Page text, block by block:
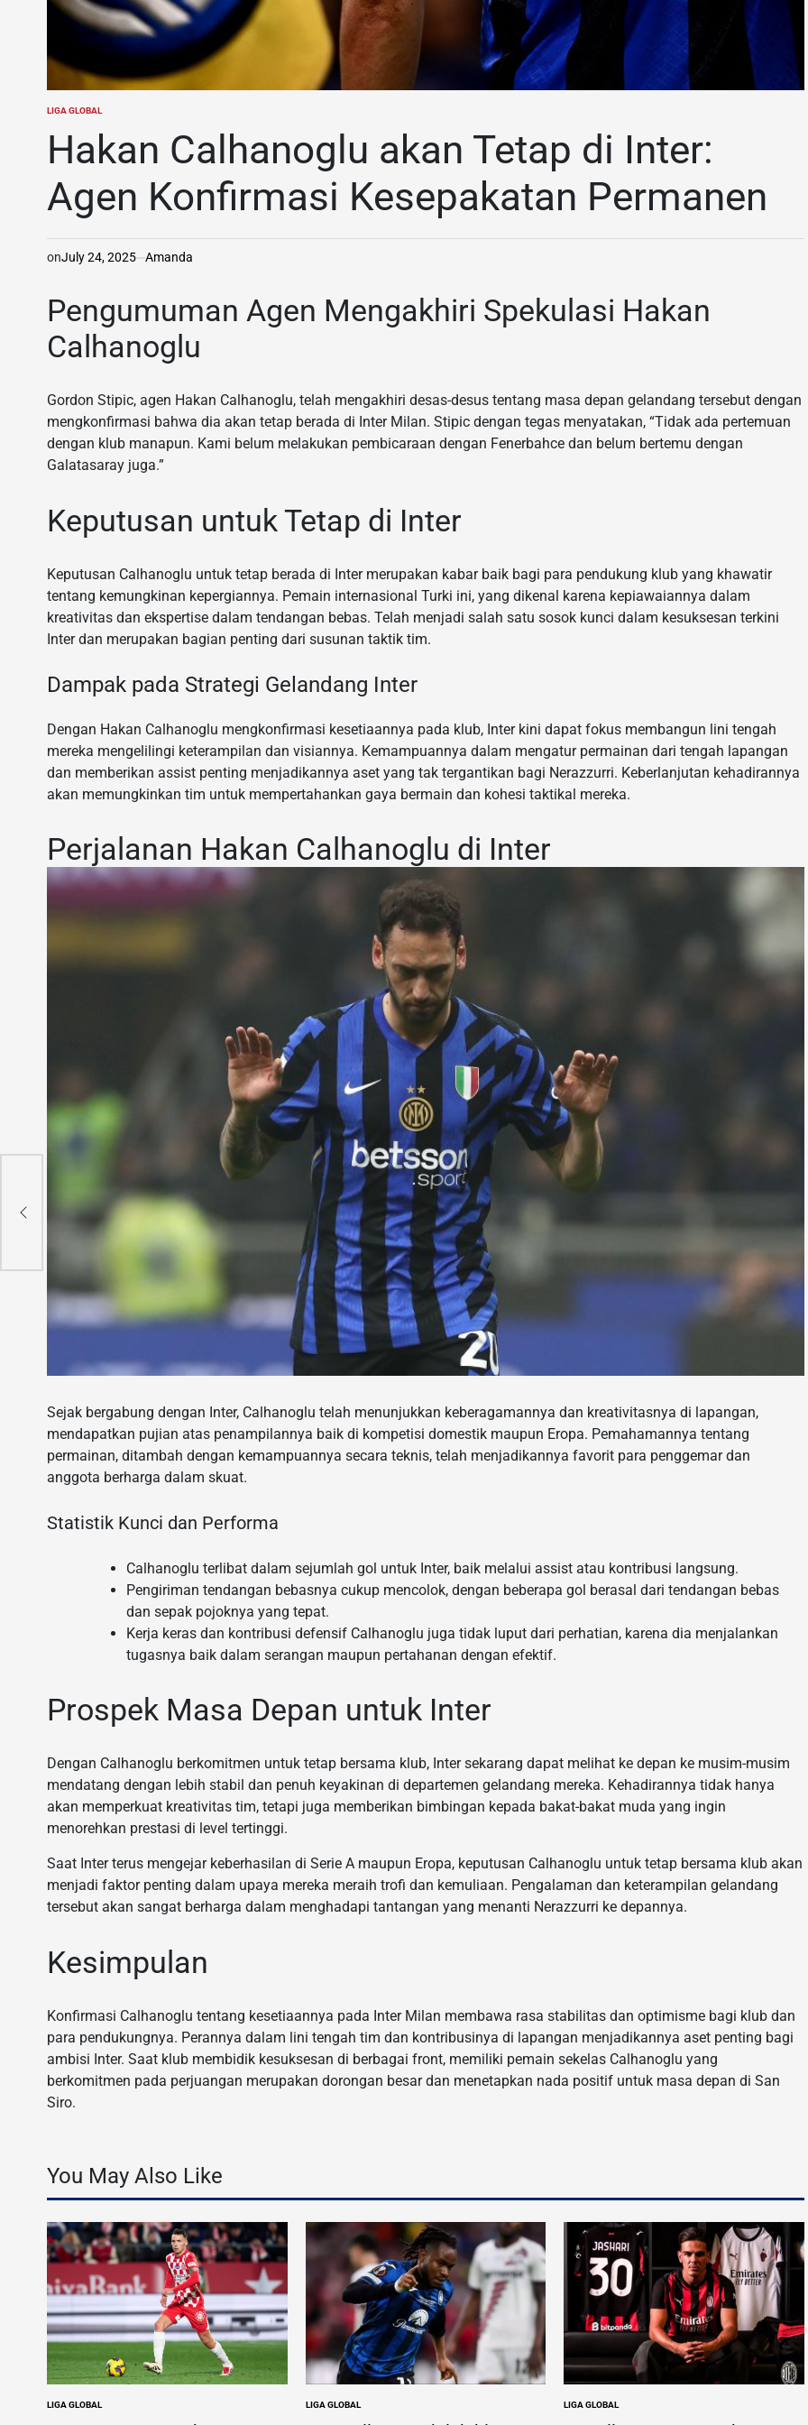
POSTED
LIGA GLOBAL
Hakan Calhanoglu akan Tetap di Inter:
Agen Konfirmasi Kesepakatan Permanen
onJuly 24, 2025 Amanda
Pengumuman Agen Mengakhiri Spekulasi Hakan
Calhanoglu
Gordon Stipic, agen Hakan Calhanoglu, telah mengakhiri desas-desus tentang masa depan gelandang tersebut dengan
mengkonfirmasi bahwa dia akan tetap berada di Inter Milan. Stipic dengan tegas menyatakan, “Tidak ada pertemuan
dengan klub manapun. Kami belum melakukan pembicaraan dengan Fenerbahce dan belum bertemu dengan
Galatasaray juga.”
Keputusan untuk Tetap di Inter
Keputusan Calhanoglu untuk tetap berada di Inter merupakan kabar baik bagi para pendukung klub yang khawatir
tentang kemungkinan kepergiannya. Pemain internasional Turki ini, yang dikenal karena kepiawaiannya dalam
kreativitas dan ekspertise dalam tendangan bebas. Telah menjadi salah satu sosok kunci dalam kesuksesan terkini
Inter dan merupakan bagian penting dari susunan taktik tim.
Dampak pada Strategi Gelandang Inter
Dengan Hakan Calhanoglu mengkonfirmasi kesetiaannya pada klub, Inter kini dapat fokus membangun lini tengah
mereka mengelilingi keterampilan dan visiannya. Kemampuannya dalam mengatur permainan dari tengah lapangan
dan memberikan assist penting menjadikannya aset yang tak tergantikan bagi Nerazzurri. Keberlanjutan kehadirannya
akan memungkinkan tim untuk mempertahankan gaya bermain dan kohesi taktikal mereka.
Perjalanan Hakan Calhanoglu di Inter
Sejak bergabung dengan Inter, Calhanoglu telah menunjukkan keberagamannya dan kreativitasnya di lapangan,
mendapatkan pujian atas penampilannya baik di kompetisi domestik maupun Eropa. Pemahamannya tentang
permainan, ditambah dengan kemampuannya secara teknis, telah menjadikannya favorit para penggemar dan
anggota berharga dalam skuat.
Statistik Kunci dan Performa
Calhanoglu terlibat dalam sejumlah gol untuk Inter, baik melalui assist atau kontribusi langsung.
Pengiriman tendangan bebasnya cukup mencolok, dengan beberapa gol berasal dari tendangan bebas
dan sepak pojoknya yang tepat.
Kerja keras dan kontribusi defensif Calhanoglu juga tidak luput dari perhatian, karena dia menjalankan
tugasnya baik dalam serangan maupun pertahanan dengan efektif.
Prospek Masa Depan untuk Inter
Dengan Calhanoglu berkomitmen untuk tetap bersama klub, Inter sekarang dapat melihat ke depan ke musim-musim
mendatang dengan lebih stabil dan penuh keyakinan di departemen gelandang mereka. Kehadirannya tidak hanya
akan memperkuat kreativitas tim, tetapi juga memberikan bimbingan kepada bakat-bakat muda yang ingin
menorehkan prestasi di level tertinggi.
Saat Inter terus mengejar keberhasilan di Serie A maupun Eropa, keputusan Calhanoglu untuk tetap bersama klub akan
menjadi faktor penting dalam upaya mereka meraih trofi dan kemuliaan. Pengalaman dan keterampilan gelandang
tersebut akan sangat berharga dalam menghadapi tantangan yang menanti Nerazzurri ke depannya.
Kesimpulan
Konfirmasi Calhanoglu tentang kesetiaannya pada Inter Milan membawa rasa stabilitas dan optimisme bagi klub dan
para pendukungnya. Perannya dalam lini tengah tim dan kontribusinya di lapangan menjadikannya aset penting bagi
ambisi Inter. Saat klub membidik kesuksesan di berbagai front, memiliki pemain sekelas Calhanoglu yang
berkomitmen pada perjuangan merupakan dorongan besar dan menetapkan nada positif untuk masa depan di San
Siro.
You May Also Like
POSTED
LIGA GLOBAL
POSTED
LIGA GLOBAL
POSTED
LIGA GLOBAL